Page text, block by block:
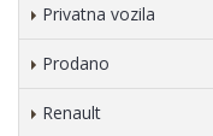
Privatna vozila
Prodano
Renault